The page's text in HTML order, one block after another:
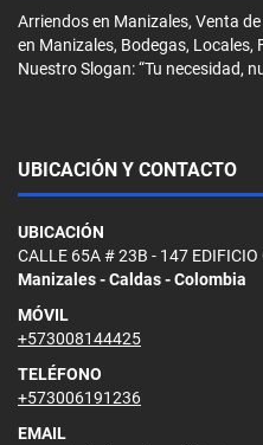
Arriendos en Manizales, Venta
en Manizales, Bodegas, Locales,
Nuestro Slogan: “Tu necesidad,
UBICACIÓN Y CONTACTO
UBICACIÓN
CALLE 65A # 23B - 147 EDIFICIO
Manizales - Caldas - Colombia
MÓVIL
+573008144425
TELÉFONO
+573006191236
EMAIL